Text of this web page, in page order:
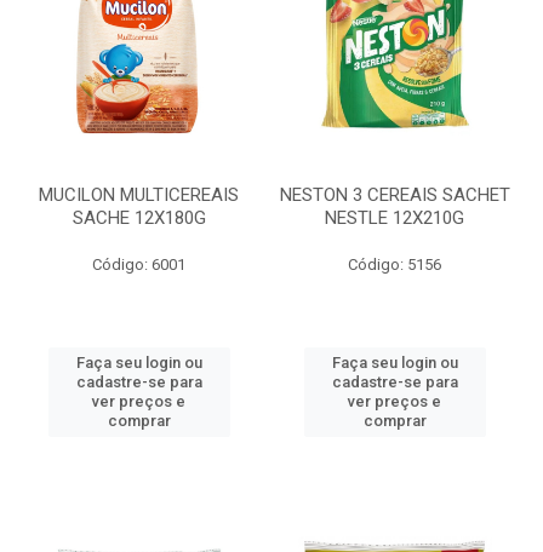
MUCILON MULTICEREAIS
SACHE 12X180G
Código: 6001
Faça seu login ou
cadastre-se para
ver preços e
comprar
NESTON 3 CEREAIS SACHET
NESTLE 12X210G
Código: 5156
Faça seu login ou
cadastre-se para
ver preços e
comprar